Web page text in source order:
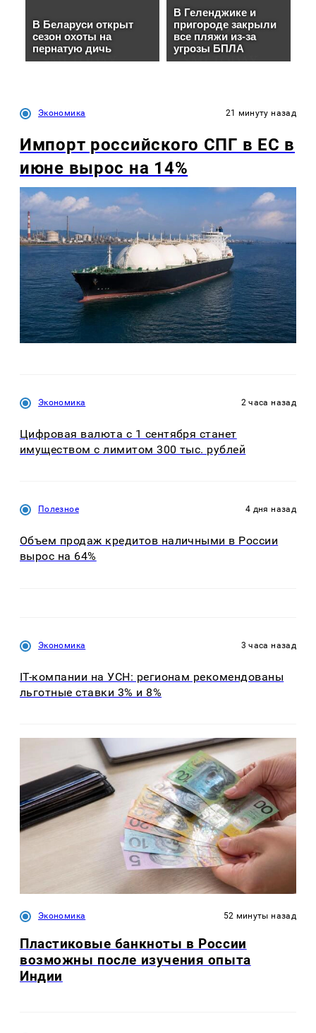
Экономика 21 минуту назад
Импорт российского СПГ в ЕС в
июне вырос на 14%
Экономика 2 часа назад
Цифровая валюта с 1 сентября станет
имуществом с лимитом 300 тыс. рублей
Полезное 4 дня назад
Объем продаж кредитов наличными в России
вырос на 64%
Экономика 3 часа назад
IT-компании на УСН: регионам рекомендованы
льготные ставки 3% и 8%
Экономика 52 минуты назад
Пластиковые банкноты в России
возможны после изучения опыта
Индии